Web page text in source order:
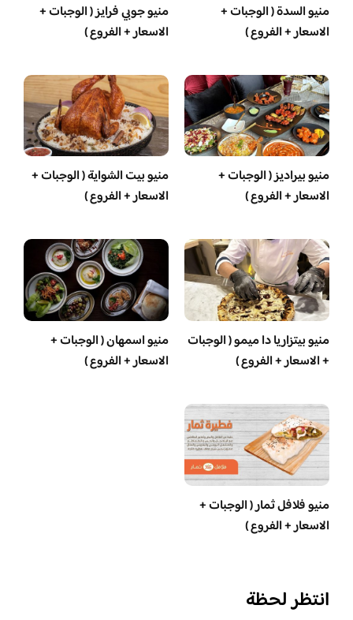
منيو السدة ( الوجبات +
الاسعار + الفروع )
منيو جوبي فرايز ( الوجبات +
الاسعار + الفروع )
منيو بيراديز ( الوجبات +
الاسعار + الفروع )
منيو بيت الشواية ( الوجبات +
الاسعار + الفروع )
منيو بيتزاريا دا ميمو ( الوجبات
+ الاسعار + الفروع )
منيو اسمهان ( الوجبات +
الاسعار + الفروع )
منيو فلافل ثمار ( الوجبات +
الاسعار + الفروع )
انتظر لحظة